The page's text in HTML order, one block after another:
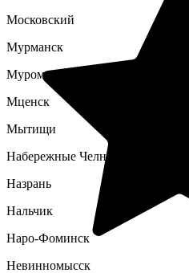
Московский
Мурманск
Муром
Мценск
Мытищи
Набережные Челны
Назрань
Нальчик
Наро-Фоминск
Невинномысск